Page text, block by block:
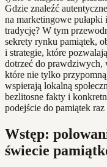
Gdzie znaleźć
na marketingowe
tradycję? W tym
sekrety rynku pamiątek,
i strategie, które
dotrzeć do prawdziwych,
które nie tylko
wspierają lokalną
bezlitosne fakty i
podejście do pamiątek raz
Wstęp:
świecie